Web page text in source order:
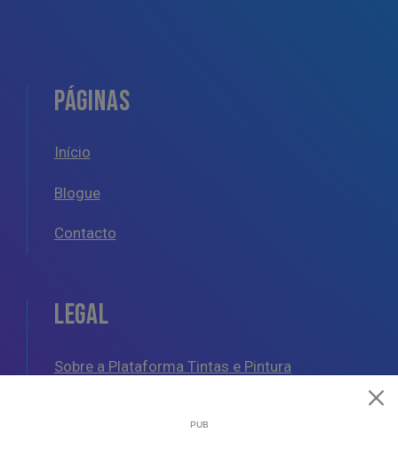
PÁGINAS
Início
Blogue
Contacto
LEGAL
Sobre a Plataforma Tintas e Pintura